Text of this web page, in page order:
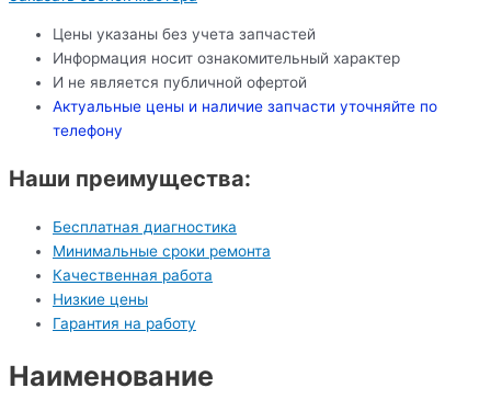
Цены указаны без учета запчастей
Информация носит ознакомительный характер
И не является публичной офертой
Актуальные цены и наличие запчасти уточняйте по
телефону
Наши преимущества:
Бесплатная диагностика
Минимальные сроки ремонта
Качественная работа
Низкие цены
Гарантия на работу
Наименование